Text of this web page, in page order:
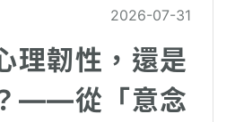
2026-07-31
理韌性，還是
——從「意念